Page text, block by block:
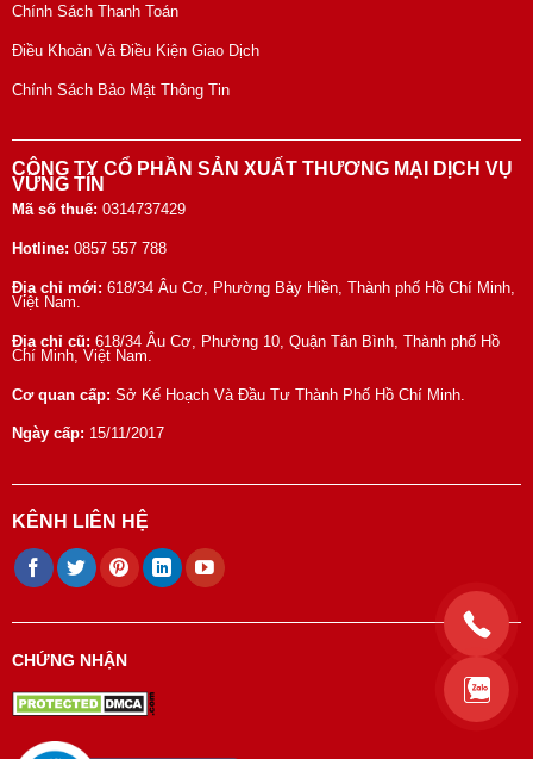
Chính Sách Thanh Toán
Điều Khoản Và Điều Kiện Giao Dịch
Chính Sách Bảo Mật Thông Tin
CÔNG TY CỔ PHẦN SẢN XUẤT THƯƠNG MẠI DỊCH VỤ
VỮNG TÍN
Mã số thuế: 0314737429
Hotline: 0857 557 788
Địa chỉ mới: 618/34 Âu Cơ, Phường Bảy Hiền, Thành phố Hồ Chí Minh,
Việt Nam.
Địa chỉ cũ: 618/34 Âu Cơ, Phường 10, Quận Tân Bình, Thành phố Hồ
Chí Minh, Việt Nam.
Cơ quan cấp: Sở Kế Hoạch Và Đầu Tư Thành Phố Hồ Chí Minh.
Ngày cấp: 15/11/2017
KÊNH LIÊN HỆ
CHỨNG NHẬN